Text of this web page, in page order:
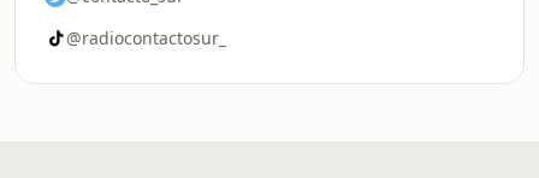
@radiocontactosur_